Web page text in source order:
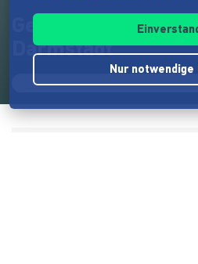
Gemeinsam
Darmstadt
Nur notwendige